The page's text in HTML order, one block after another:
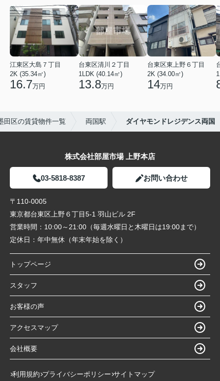
江東区大島７丁目
2K (35.34㎡)
16.7万円
台東区清川２丁目
1LDK (40.14㎡)
13.8万円
台東区東上野６丁目
2K (34.00㎡)
14万円
田区の賃貸物件一覧 両国駅 ダイヤモンドレジデンス両国
株式会社部屋市場 上野本店
03-5818-8387 お問い合わせ
〒110-0005
東京都台東区上野６丁目5-1 羽山ビル 2F
営業時間： 10:00～21:00（毎週水曜日と木曜日は19:00まで）
定休日： 年中無休（年末年始を除く）
トップページ
スタッフ
お客様の声
アクセスマップ
会社概要
利用規約 プライバシーポリシー サイトマップ